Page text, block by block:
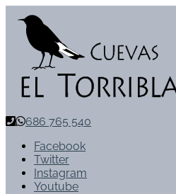
686 765 540
Facebook
Twitter
Instagram
Youtube